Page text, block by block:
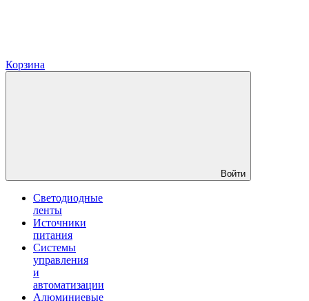
Корзина
Войти
Светодиодные
ленты
Источники
питания
Системы
управления
и
автоматизации
Алюминиевые